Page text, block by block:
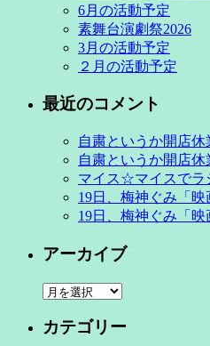
6月の活動予定
素舞台演劇祭2026
3月の活動予定
２月の活動予定
最近のコメント
自粛というか開店休
自粛というか開店休
マイス☆マイスでラ
19日、梅神ぐみ「映
19日、梅神ぐみ「映
アーカイブ
ア
カ
カテゴリー